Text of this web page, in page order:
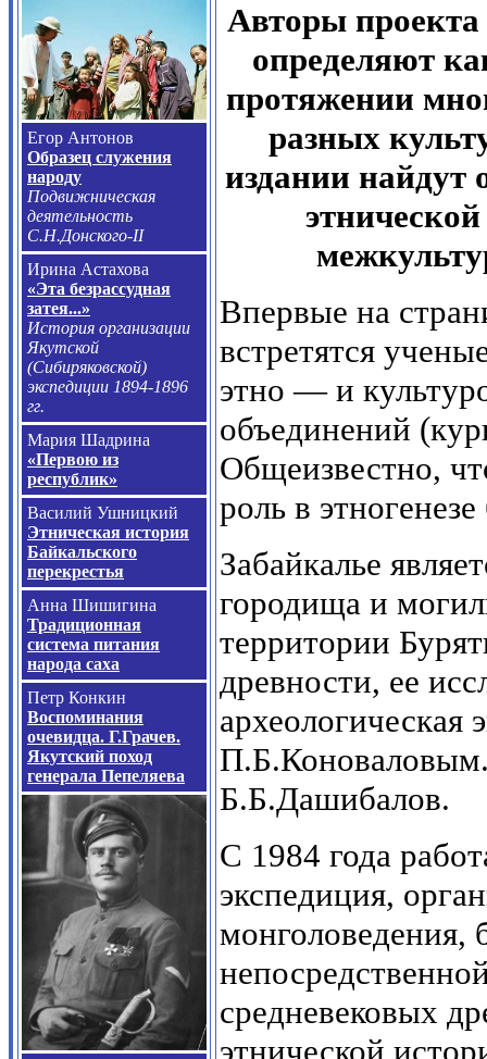
Егор Антонов
Образец служения
народу
Подвижническая
деятельность
С.Н.Донского-II
Ирина Астахова
«Эта безрассудная
затея...»
История организации
Якутской
(Сибиряковской)
экспедиции 1894-1896
гг.
Мария Шадрина
«Первою из
республик»
Василий Ушницкий
Этническая история
Байкальского
перекрестья
Анна Шишигина
Традиционная
система питания
народа саха
Петр Конкин
Воспоминания
очевидца. Г.Грачев.
Якутский поход
генерала Пепеляева
Авторы проекта
определяют
протяжении
разных
издании найдут
Впервые на
встретятся
этно — и
объединений
Общеизвестно,
роль в
Забайкалье
городища и
территории
древности, ее
археологическая
П.Б.Коноваловым.
Б.Б.Дашибалов.
С 1984 года
экспедиция,
монголоведения,
средневековых
этнической